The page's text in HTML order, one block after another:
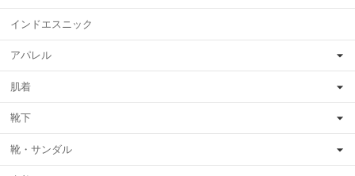
インドエスニック
アパレル
肌着
靴下
靴・サンダル